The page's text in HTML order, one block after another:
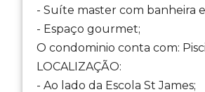
- Suíte master com banheira
- Espaço gourmet;
O condominio conta com:
LOCALIZAÇÃO:
- Ao lado da Escola St James;